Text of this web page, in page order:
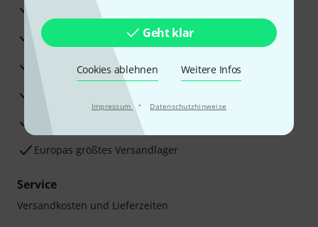
Geht klar
Cookies ablehnen Weitere Infos
Impressum · Datenschutzhinweise
3 Jahre Thomann Garantie
30 Tage Money-Back-Garantie
Reparaturservice
Beratung durch Fachexperten
Zufriedenheitsgarantie
Europas größtes Versandlager
Service
Versandkosten und Lieferzeiten